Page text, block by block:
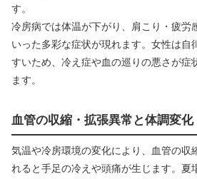
す。
冷房病では体温が下がり、肩こり・疲労
いった多彩な症状が現れます。女性は自
すいため、冷え症や血の巡りの悪さが症
ます。
血管の収縮・拡張異常と体調変化
気温や冷房環境の変化により、血管の収
れると手足の冷えや頭痛が生じます。夏